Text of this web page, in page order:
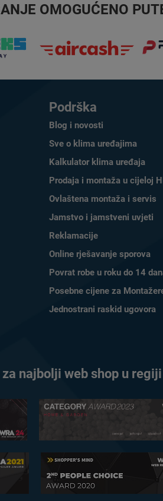
OMOGUĆENO
Podrška
Blog i novosti
Sve o klima uređajima
Kalkulator klima uređaja
Prodaja i montaža u cijeloj
Ovlaštena montaža i servis
Jamstvo i jamstveni uvjeti
Reklamacije
Online rješavanje sporova
Povrat robe u roku do 14
Posebne cijene za
Jednostrani raskid ugovora
najbolji web shop u regiji